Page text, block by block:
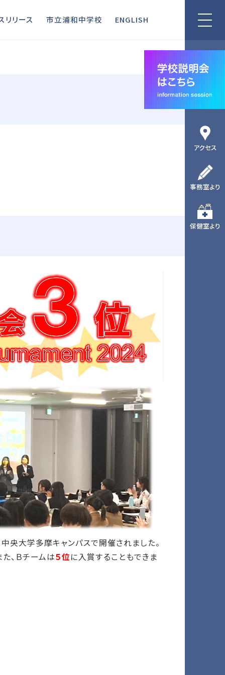
リース 市立浦和中学校 ENGLISH
央大学多摩キャンパスで開催されました。
、Ｂチームは５位に入賞することもできま
リリース 市立浦和中学校 ENGLISH
アクセス
事務室より
保健室より